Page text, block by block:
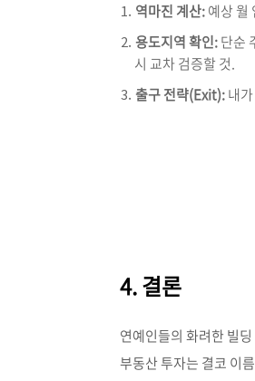
역마진 계산:예상 월
용도지역 확인:단순
시 교차 검증할 것.
출구 전략(Exit):내
4. 결론
연예인들의 화려한 빌
부동산 투자는 결코 이